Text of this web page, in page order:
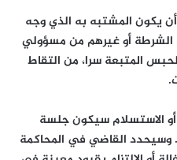
يكون المشتبه به الذي وجه
الشرطة أو غيرهم من مسؤولي
المتبعة سرا، من التقاط
أو الاستسلام سيكون جلسة
وسيحدد القاضي في المحاكمة